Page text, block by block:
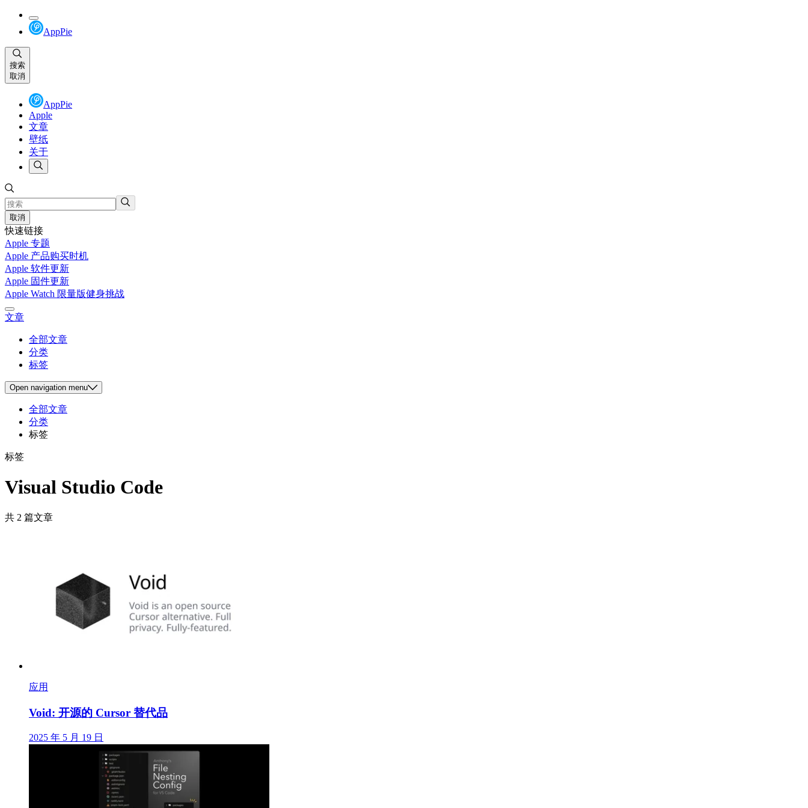
AppPie
搜索
取消
AppPie
Apple
文章
壁纸
关于
取消
快速链接
Apple 专题
Apple 产品购买时机
Apple 软件更新
Apple 固件更新
Apple Watch 限量版健身挑战
文章
全部文章
分类
标签
Open navigation menu
全部文章
分类
标签
标签
Visual Studio Code
共 2 篇文章
应用
Void: 开源的 Cursor 替代品
2025 年 5 月 19 日